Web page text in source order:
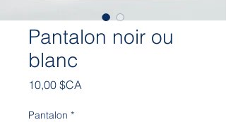
Pantalon noir ou
blanc
10,00 $CA
Pantalon *